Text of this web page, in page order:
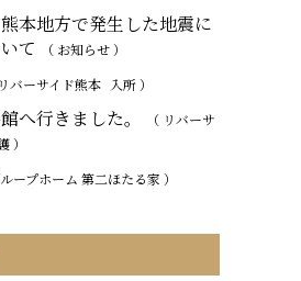
熊本地方で発生した地震に
て
（ お知らせ ）
リバーサイド熊本 入所）
へ行きました。
（ リバーサ
）
ループホーム 第二ほたる家 ）